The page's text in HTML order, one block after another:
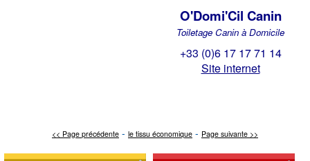
O'Domi'Cil Canin
Toiletage Canin à Domicile
+33 (0)6 17 17 71 14
Site internet
<< Page précédente - le tissu économique - Page suivante >>